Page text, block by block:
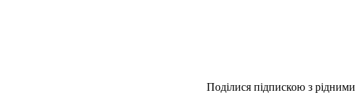
Поділися підпискою з рідними